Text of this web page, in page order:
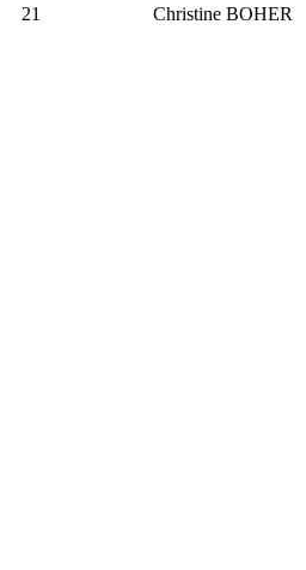
21 Christine BOHER